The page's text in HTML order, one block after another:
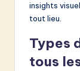
insights
tout lieu.
Types
tous